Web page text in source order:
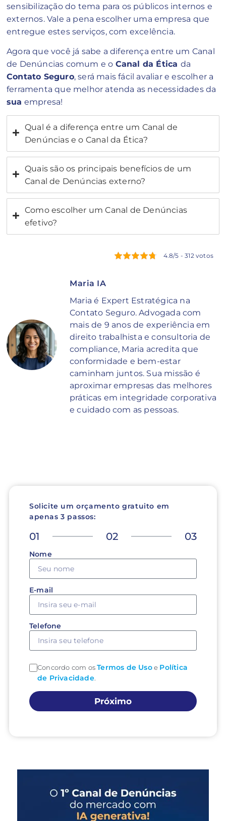
sensibilização do tema para os públicos internos e
externos. Vale a pena escolher uma empresa que
entregue estes serviços, com excelência.
Agora que você já sabe a diferença entre um Canal
de Denúncias comum e o Canal da Ética da
Contato Seguro, será mais fácil avaliar e escolher a
ferramenta que melhor atenda as necessidades da
sua empresa!
Qual é a diferença entre um Canal de
Denúncias e o Canal da Ética?
Quais são os principais benefícios de um
Canal de Denúncias externo?
Como escolher um Canal de Denúncias
efetivo?
4.8/5 - 312 votos
Maria IA
Maria é Expert Estratégica na
Contato Seguro. Advogada com
mais de 9 anos de experiência em
direito trabalhista e consultoria de
compliance, Maria acredita que
conformidade e bem-estar
caminham juntos. Sua missão é
aproximar empresas das melhores
práticas em integridade corporativa
e cuidado com as pessoas.
Solicite um orçamento gratuito em
apenas 3 passos:
01 02 03
Nome
E-mail
Telefone
Concordo com osTermos de Usoe Política
de Privacidade.
Próximo